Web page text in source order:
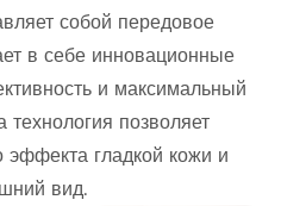
собой передовое
в себе инновационные
и максимальный
позволяет
эффекта гладкой кожи и
вид.